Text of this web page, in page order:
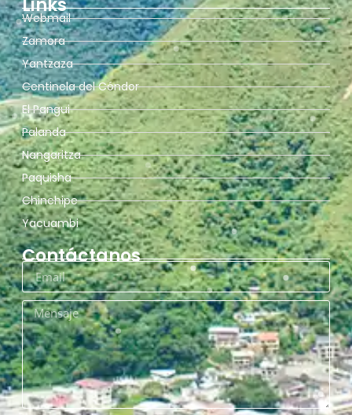
Links
Webmail
Zamora
Yantzaza
Centinela del Cóndor
El Pangui
Palanda
Nangaritza
Paquisha
Chinchipe
Yacuambi
Contáctanos